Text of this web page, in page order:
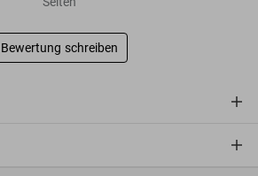
Bewertung schreiben